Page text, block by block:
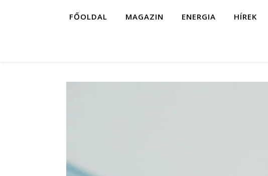
FŐOLDAL MAGAZIN ENERGIA HÍREK